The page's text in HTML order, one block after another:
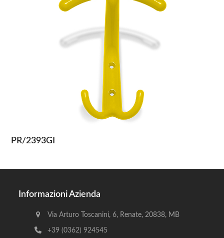
PR/2393GI
Informazioni Azienda
Via Arturo Toscanini, 6, Renate, 20838, MB
+39 (0362) 924545